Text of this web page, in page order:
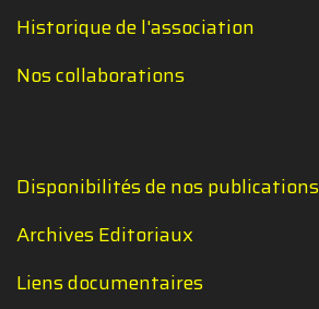
Historique de l'association
Nos collaborations
Disponibilités de nos publications
Archives Editoriaux
Liens documentaires